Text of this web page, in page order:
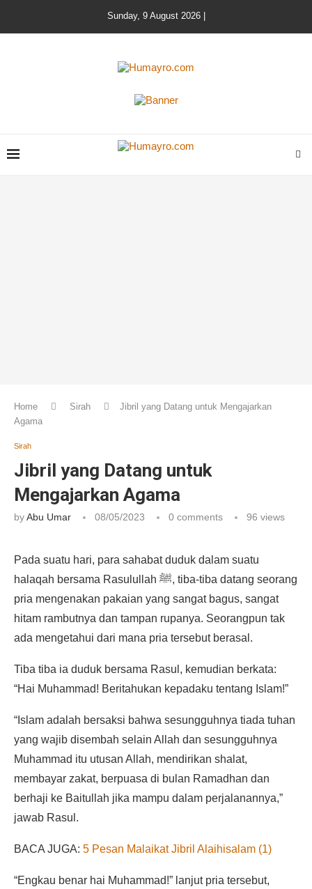
Sunday, 9 August 2026 |
Home Sirah
Jibril yang Datang untuk Mengajarkan
Agama
Sirah
Jibril yang Datang untuk
Mengajarkan Agama
byAbu Umar 08/05/2023 0 comments 96 views
Pada suatu hari, para sahabat duduk dalam suatu
halaqah bersama Rasulullah ﷺ, tiba-tiba datang seorang
pria mengenakan pakaian yang sangat bagus, sangat
hitam rambutnya dan tampan rupanya. Seorangpun tak
ada mengetahui dari mana pria tersebut berasal.
Tiba tiba ia duduk bersama Rasul, kemudian berkata:
“Hai Muhammad! Beritahukan kepadaku tentang Islam!”
“Islam adalah bersaksi bahwa sesungguhnya tiada tuhan
yang wajib disembah selain Allah dan sesungguhnya
Muhammad itu utusan Allah, mendirikan shalat,
membayar zakat, berpuasa di bulan Ramadhan dan
berhaji ke Baitullah jika mampu dalam perjalanannya,”
jawab Rasul.
BACA JUGA: 5 Pesan Malaikat Jibril Alaihisalam (1)
“Engkau benar hai Muhammad!” lanjut pria tersebut,